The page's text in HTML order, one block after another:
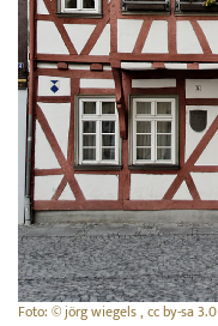
Foto: © jörg wiegels , cc by-sa 3.0